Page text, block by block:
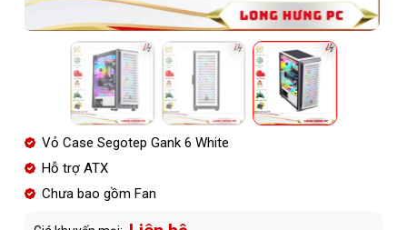
Vỏ Case Segotep Gank 6 White
Hỗ trợ ATX
Chưa bao gồm Fan